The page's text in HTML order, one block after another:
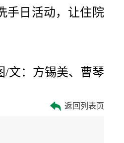
手日活动，让住院
/文：方锡美、曹琴
返回列表页